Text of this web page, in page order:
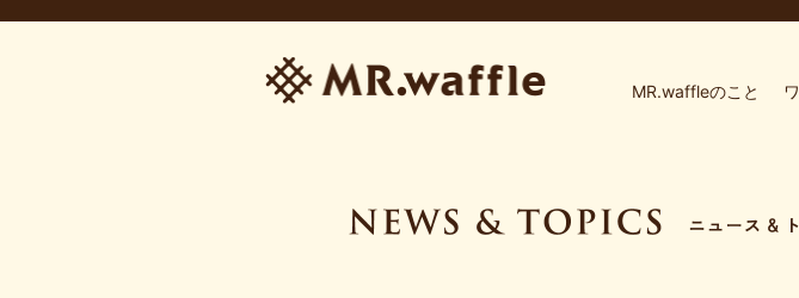
MR.waffleのこと